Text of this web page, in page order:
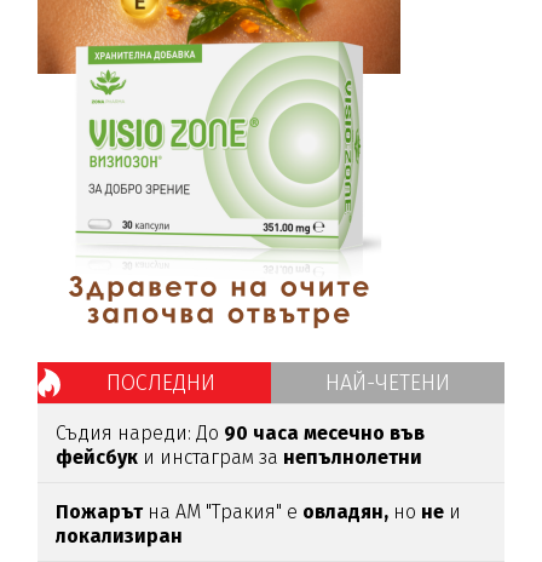
ПОСЛЕДНИ НАЙ-ЧЕТЕНИ
Съдия нареди: До 90 часа месечно във
фейсбук и инстаграм за непълнолетни
Пожарътна АМ "Тракия" е овладян, но не и
локализиран